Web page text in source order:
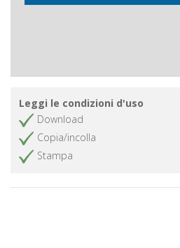
Leggi le condizioni d'uso
Download
Copia/incolla
Stampa